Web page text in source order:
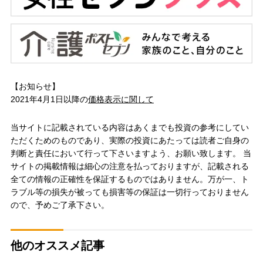
【お知らせ】
2021年4月1日以降の価格表示に関して
当サイトに記載されている内容はあくまでも投資の参考にしてい
ただくためのものであり、実際の投資にあたっては読者ご自身の
判断と責任において行って下さいますよう、お願い致します。 当
サイトの掲載情報は細心の注意を払っておりますが、記載される
全ての情報の正確性を保証するものではありません。万が一、ト
ラブル等の損失が被っても損害等の保証は一切行っておりません
ので、予めご了承下さい。
他のオススメ記事